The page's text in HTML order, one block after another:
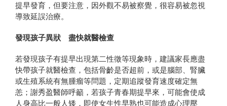
提早發育，但要注意，因外觀不易被察覺，很容易被忽視
導致延誤治療。
發現孩子異狀 盡快就醫檢查
若發現孩子有提早出現第二性徵等現象時，建議家長應盡
快帶孩子就醫檢查，包括骨齡是否超前，或是腦部、腎臟
或生殖系統有無腫瘤等問題，定期追蹤發育速度確定無
恙；謝秀盈醫師呼籲，若孩子青春期提早來，可能會使成
人身高比一般人矮，即使女生性早熟也可能造成心理壓